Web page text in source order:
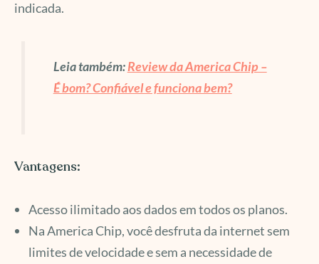
indicada.
Leia também:Review da America Chip –
É bom? Confiável e funciona bem?
Vantagens:
Acesso ilimitado aos dados em todos os planos.
Na America Chip, você desfruta da internet sem
limites de velocidade e sem a necessidade de